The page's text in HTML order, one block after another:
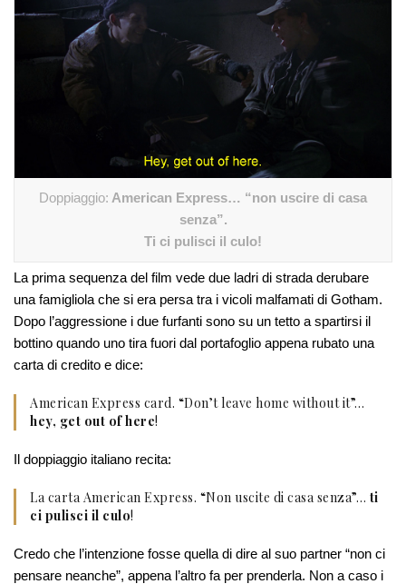
Doppiaggio: American Express… “non uscire di casa
senza”.
Ti ci pulisci il culo!
La prima sequenza del film vede due ladri di strada derubare
una famigliola che si era persa tra i vicoli malfamati di Gotham.
Dopo l’aggressione i due furfanti sono su un tetto a spartirsi il
bottino quando uno tira fuori dal portafoglio appena rubato una
carta di credito e dice:
American Express card. “Don’t leave home without it”…
hey, get out of here!
Il doppiaggio italiano recita:
La carta American Express. “Non uscite di casa senza”… ti
ci pulisci il culo!
Credo che l’intenzione fosse quella di dire al suo partner “non ci
pensare neanche”, appena l’altro fa per prenderla. Non a caso i